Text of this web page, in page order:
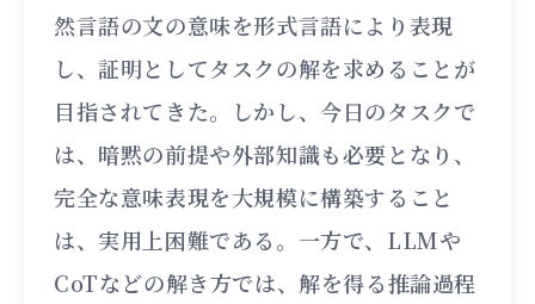
然言語の文の意味を形式言語により表現
し、証明としてタスクの解を求めることが
目指されてきた。しかし、今日のタスクで
は、暗黙の前提や外部知識も必要となり、
完全な意味表現を大規模に構築すること
は、実用上困難である。一方で、LLMや
CoTなどの解き方では、解を得る推論過程